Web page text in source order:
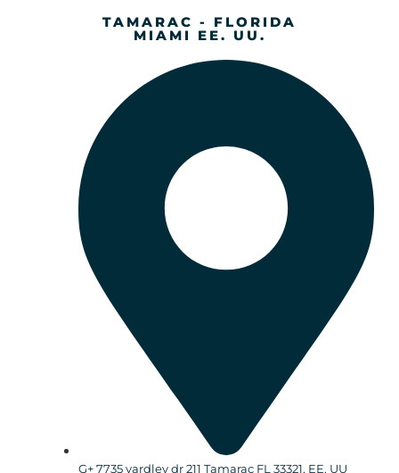
TAMARAC - FLORIDA
MIAMI EE. UU.
G+ 7735 yardley dr 211 Tamarac FL 33321, EE. UU